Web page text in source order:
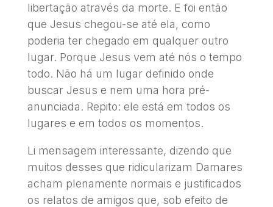
libertação através da morte. E foi então
que Jesus chegou-se até ela, como
poderia ter chegado em qualquer outro
lugar. Porque Jesus vem até nós o tempo
todo. Não há um lugar definido onde
buscar Jesus e nem uma hora pré-
anunciada. Repito: ele está em todos os
lugares e em todos os momentos.
Li mensagem interessante, dizendo que
muitos desses que ridicularizam Damares
acham plenamente normais e justificados
os relatos de amigos que, sob efeito de